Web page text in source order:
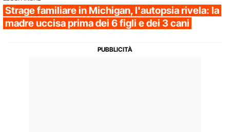
Strage familiare in Michigan, l'autopsia rivela: la
madre uccisa prima dei 6 figli e dei 3 cani